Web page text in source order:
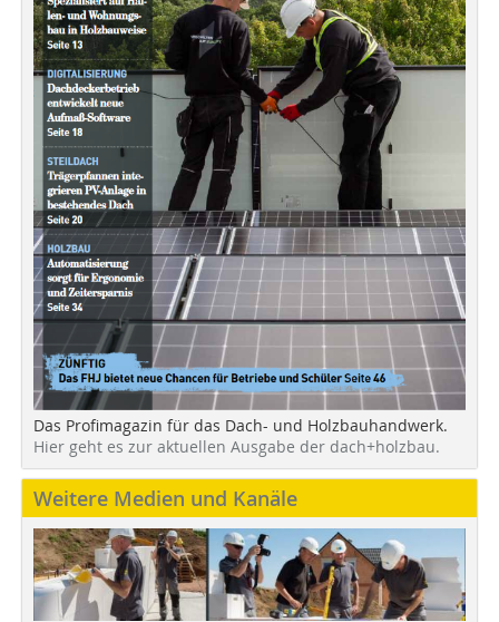
Das Profimagazin für das Dach- und Holzbauhandwerk.
Hier geht es zur aktuellen Ausgabe der dach+holzbau.
Weitere Medien und Kanäle